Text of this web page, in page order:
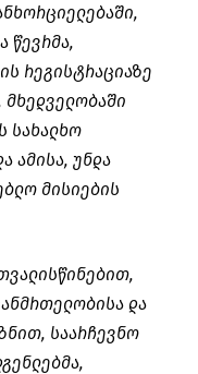
წევრმა,
რეგისტრაციაზე
მხედველობაში
სახალხო
ამისა, უნდა
მისიების
და
საარჩევნო